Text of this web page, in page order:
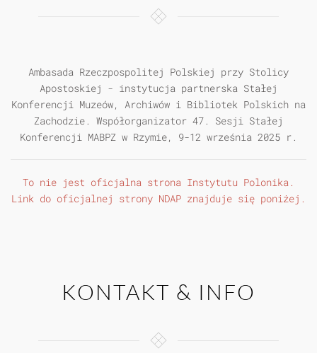
Ambasada Rzeczpospolitej Polskiej przy Stolicy
Apostoskiej - instytucja partnerska Stałej
Konferencji Muzeów, Archiwów i Bibliotek Polskich na
Zachodzie. Współorganizator 47. Sesji Stałej
Konferencji MABPZ w Rzymie, 9-12 września 2025 r.
To nie jest oficjalna strona Instytutu Polonika.
Link do oficjalnej strony NDAP znajduje się poniżej.
KONTAKT & INFO